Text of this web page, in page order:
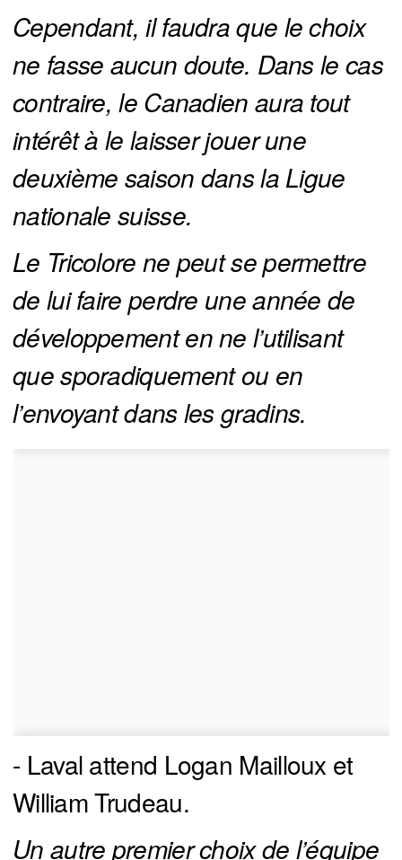
Cependant, il faudra que le choix
ne fasse aucun doute. Dans le cas
contraire, le Canadien aura tout
intérêt à le laisser jouer une
deuxième saison dans la Ligue
nationale suisse.
Le Tricolore ne peut se permettre
de lui faire perdre une année de
développement en ne l’utilisant
que sporadiquement ou en
l’envoyant dans les gradins.
- Laval attend Logan Mailloux et
William Trudeau.
Un autre premier choix de l’équipe